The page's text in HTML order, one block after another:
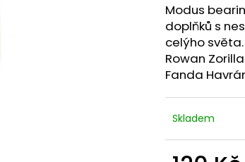
Modus
doplňků s
celýho
Rowan
Fanda
Skladem